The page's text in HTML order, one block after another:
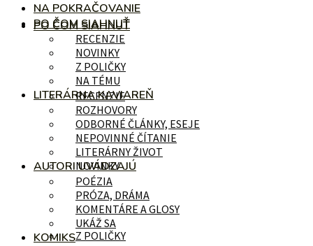
PO ČOM SIAHNUŤ
RECENZIE
NOVINKY
Z POLIČKY
NA POKRAČOVANIE
PO ČOM SIAHNUŤ
RECENZIE
NOVINKY
Z POLIČKY
NA TÉMU
LITERÁRNA KAVIAREŇ
ROZHOVORY
ODBORNÉ ČLÁNKY, ESEJE
NEPOVINNÉ ČÍTANIE
LITERÁRNY ŽIVOT
AUTORI UVÁDZAJÚ
POÉZIA
PRÓZA, DRÁMA
KOMENTÁRE A GLOSY
UKÁŽ SA
KOMIKS